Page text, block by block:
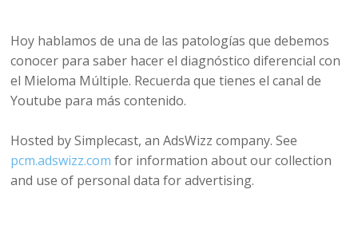
Hoy hablamos de una de las patologías que debemos
conocer para saber hacer el diagnóstico diferencial con
el Mieloma Múltiple. Recuerda que tienes el canal de
Youtube para más contenido.
Hosted by Simplecast, an AdsWizz company. See
pcm.adswizz.com for information about our collection
and use of personal data for advertising.